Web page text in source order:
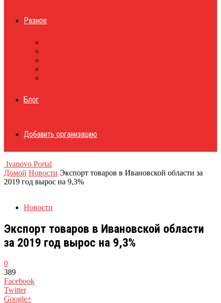
Разное
Блог
Добавить организацию
Ivanovo Portal
Домой Новости Экспорт товаров в Ивановской области за
2019 год вырос на 9,3%
Новости
Экспорт товаров в Ивановской области
за 2019 год вырос на 9,3%
0
389
Facebook
Twitter
Google+